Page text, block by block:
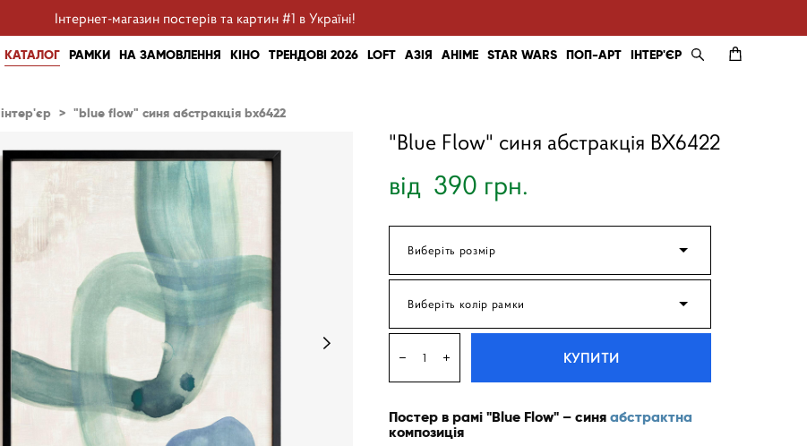
Інтернет-магазин постерів та картин #1 в Україні!
КАТАЛОГ РАМКИ НА ЗАМОВЛЕННЯ КІНО ТРЕНДОВІ 2026 LOFT АЗІЯ АНІМЕ STAR WARS ПОП-АРТ ІНТЕР'ЄР
інтер'єр > "blue flow" синя абстракція bx6422
"Blue Flow" синя абстракція BX6422
від 390 грн.
Виберіть розмір
Виберіть колір рамки
КУПИТИ
Постер в рамі "Blue Flow" – синяабстрактна
композиція